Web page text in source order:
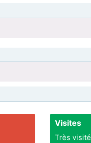
Visites
Très visité